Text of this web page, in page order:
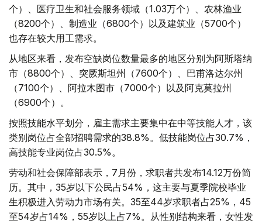
个）、医疗卫生和社会服务领域（1.03万个）、农林渔业
（8200个）、制造业（6800个）以及建筑业（5700个）
也存在较大用工需求。
从地区来看，发布空缺岗位数量最多的地区分别为阿斯塔纳
市（8800个）、突厥斯坦州（7600个）、巴甫洛达尔州
（7100个）、阿拉木图市（7000个）以及阿克莫拉州
（6900个）。
按照技能水平划分，雇主需求主要集中在中等技能人才，该
类别岗位占全部招聘需求的38.8%。低技能岗位占30.7%，
高技能专业岗位占30.5%。
劳动和社会保障部表示，7月份，求职者共发布14.12万份简
历。其中，35岁以下公民占54%，这主要与夏季院校毕业
生积极进入劳动力市场有关。35至44岁求职者占25%，45
至54岁占14%，55岁以上占7%。从性别结构来看，女性发